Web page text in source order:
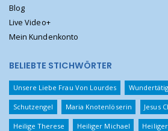
Blog
Live Video+
Mein Kundenkonto
BELIEBTE STICHWÖRTER
Unsere Liebe Frau Von Lourdes
Schutzengel Maria Knotenlöserin Jesus
Heilige Therese Heiliger Michael